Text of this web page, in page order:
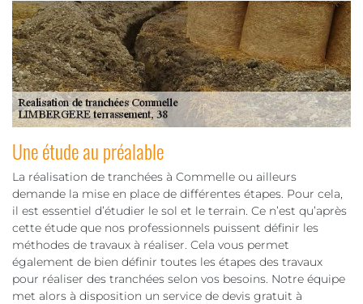
Une étude au préalable
La réalisation de tranchées à Commelle ou ailleurs
demande la mise en place de différentes étapes. Pour cela,
il est essentiel d’étudier le sol et le terrain. Ce n’est qu’après
cette étude que nos professionnels puissent définir les
méthodes de travaux à réaliser. Cela vous permet
également de bien définir toutes les étapes des travaux
pour réaliser des tranchées selon vos besoins. Notre équipe
met alors à disposition un service de devis gratuit à